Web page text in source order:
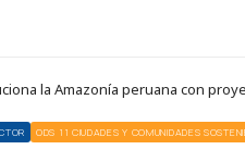
la Amazonía peruana con
ODS 11 CIUDADES Y COMUNIDADES